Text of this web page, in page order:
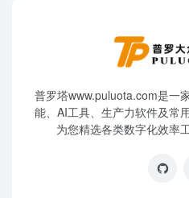
普罗塔www.puluota.com是一
能、AI工具、生产力软件及常
为您精选各类数字化效率